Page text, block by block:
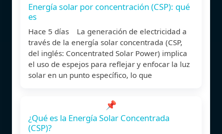
Energía solar por concentración (CSP): qué
es
Hace 5 días La generación de electricidad a
través de la energía solar concentrada (CSP,
del inglés: Concentrated Solar Power) implica
el uso de espejos para reflejar y enfocar la luz
solar en un punto específico, lo que
📌
¿Qué es la Energía Solar Concentrada
(CSP)?